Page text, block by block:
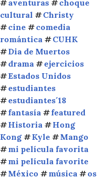
aventuras
choque
cultural
Christy
cine
comedia
romántica
CUHK
Dia de Muertos
drama
ejercicios
Estados Unidos
estudiantes
estudiantes´18
fantasía
featured
Historia
Hong
Kong
Kyle
Mango
mi película favorita
mi película favorite
México
música
os